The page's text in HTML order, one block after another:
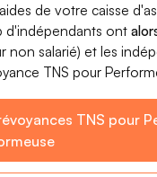
de votre caisse
d'indépendants ont
non salarié) et les
TNS pour
TNS pour